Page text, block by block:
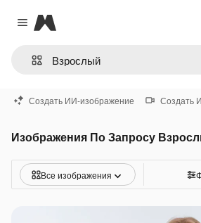
Close menu
Magnific
Создать ИИ-изображение Создать
Изображения По Запросу
Все изображения